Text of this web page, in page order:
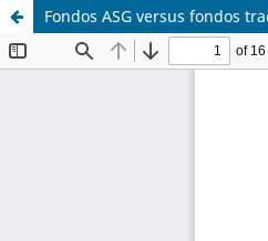
Fondos ASG versus fondos